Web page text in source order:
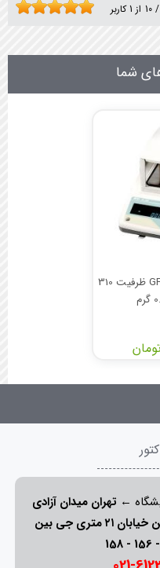
10 / از 1کاربر
شما
ترازوی AND مدل GF300 ظرفیت 310
← تهران میدان آزادی
خیابان آزادی میدان استاد معین خیابان ۲۱ متری جی بین